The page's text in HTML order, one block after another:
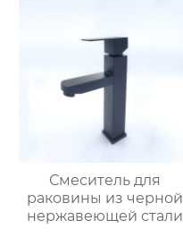
Смеситель для
раковины из черной
нержавеющей стали